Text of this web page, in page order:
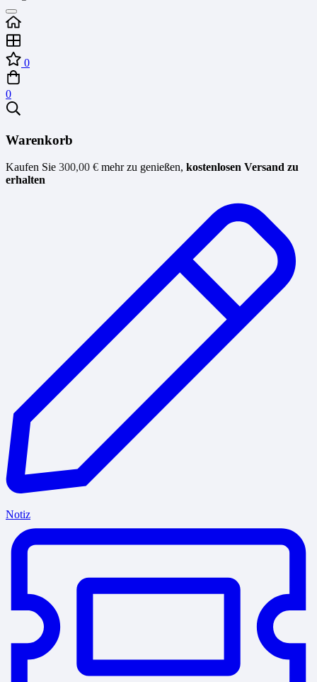
0
0
Warenkorb
Kaufen Sie 300,00 € mehr zu genießen, kostenlosen Versand zu
erhalten
Notiz